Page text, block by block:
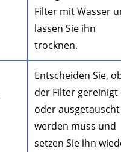
Filter mit Wasser
lassen Sie ihn
trocknen.
Entscheiden Sie,
der Filter gereinigt
oder ausgetauscht
werden muss und
setzen Sie ihn